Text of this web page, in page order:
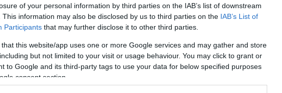
of your personal information by third parties on the IAB’s list of downstream
This information may also be disclosed by us to third parties on the IAB’s List of
Participants that may further disclose it to other third parties.
that this website/app uses one or more Google services and may gather and store
but not limited to your visit or usage behaviour. You may click to grant or
to Google and its third-party tags to use your data for below specified purposes
consent section.